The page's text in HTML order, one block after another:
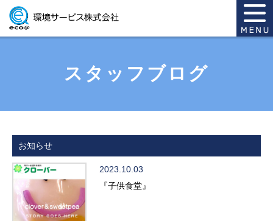
スタッフブログ
お知らせ
2023.10.03
『子供食堂』